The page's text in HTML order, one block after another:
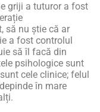
griji a tuturor a fost
să nu știe că ar
a fost controlul
să îl facă din
psihologice sunt
cele clinice; felul
în mare